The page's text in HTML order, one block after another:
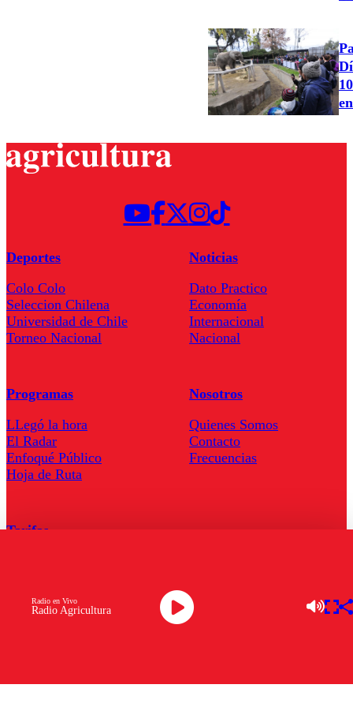
Radio Agricultura
Radio en Vivo
Deportes
Colo Colo
Seleccion Chilena
Universidad de Chile
Torneo Nacional
Noticias
Dato Practico
Economía
Internacional
Nacional
Programas
LLegó la hora
El Radar
Enfoqué Público
Hoja de Ruta
Nosotros
Quienes Somos
Contacto
Frecuencias
Tarifas
Descarga la APP